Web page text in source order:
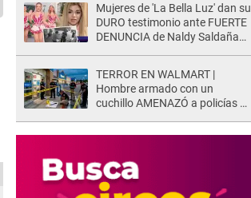
Mujeres de 'La Bella Luz' dan su
DURO testimonio ante FUERTE
DENUNCIA de Naldy Saldaña
TERROR EN WALMART |
Hombre armado con un
cuchillo AMENAZÓ a policías y